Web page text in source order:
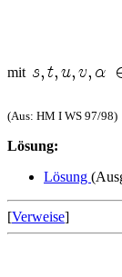
mit
(Aus: HM I WS 97/98)
Lösung:
Lösung
[Verweise]